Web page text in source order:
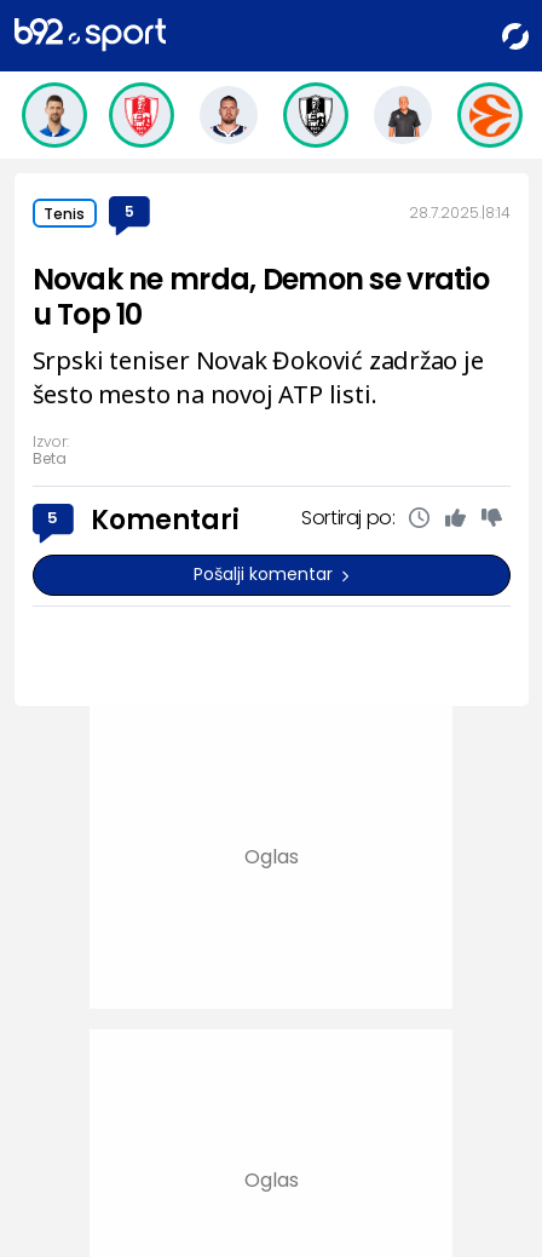
Tenis 5 28.7.2025. 8:14
Novak ne mrda, Demon se vratio
u Top 10
Srpski teniser Novak Đoković zadržao je
šesto mesto na novoj ATP listi.
Izvor:
Beta
5 Komentari Sortiraj po:
Pošalji komentar